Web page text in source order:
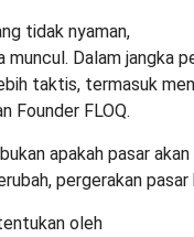
tidak nyaman,
muncul. Dalam jangka
taktis, termasuk
Founder FLOQ.
apakah pasar
pergerakan
oleh